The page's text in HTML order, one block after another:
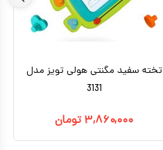
تخته سفید مگنتی هولی تویز مدل
3131
۳,۸۶۰,۰۰۰تومان